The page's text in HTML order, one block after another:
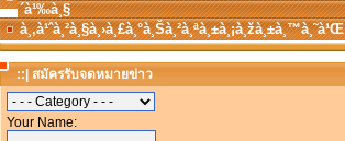
´à¹‰à¸§
à¸‚à¹ˆà¸²à¸§à¸›à¸£à¸°à¸Šà¸²à¸ªà¸±à¸¡à¸žà¸±à¸™à¸˜à¹Œ
::| สมัครรับจดหมายข่าว
Your Name: